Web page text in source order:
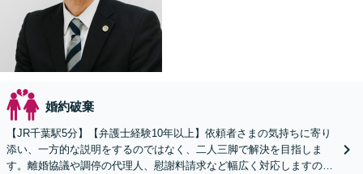
婚約破棄
【JR千葉駅5分】【弁護士経験10年以上】依頼者さまの気持ちに寄り
添い、一方的な説明をするのではなく、二人三脚で解決を目指しま
す。離婚協議や調停の代理人、慰謝料請求など幅広く対応しますの